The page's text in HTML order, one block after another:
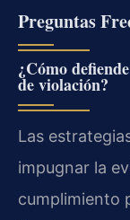
Preguntas
¿Cómo
de violación?
Las
impugnar la
cumplimiento